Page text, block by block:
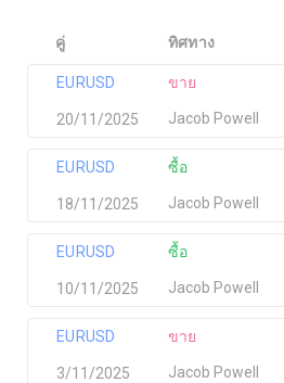
คู่ ทิศทาง
EURUSD
Jacob Powell
ขาย
20/11/2025
EURUSD
Jacob Powell
ซื้อ
18/11/2025
EURUSD
Jacob Powell
ซื้อ
10/11/2025
EURUSD
Jacob Powell
ขาย
3/11/2025